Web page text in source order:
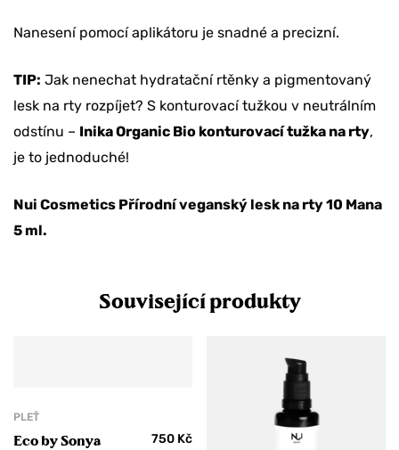
Nanesení pomocí aplikátoru je snadné a precizní.
TIP: Jak nenechat hydratační rtěnky a pigmentovaný
lesk na rty rozpíjet? S konturovací tužkou v neutrálním
odstínu – Inika Organic Bio konturovací tužka na rty,
je to jednoduché!
Nui Cosmetics Přírodní veganský lesk na rty 10 Mana
5 ml.
Související produkty
PLEŤ
Eco by Sonya
750 Kč